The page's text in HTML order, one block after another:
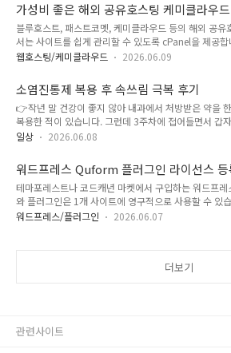
리디렉션 설정이 가능하므로 SEO 피해를 최소화할 수
다. 티스토리 이전 플러그인을 사용하여 티스토..
면 페이지에만 사이드바 레이아웃을 제거하고 싶은 경우
니다. GP Premium을 사용하면 레이아웃 엘리먼트로
특정 페이지에 대하여 헤더, 사이드바, 푸터 등을 제거
가능합니다. 무료 버전을 사용하는 경우에는 차일드 테
여 사이드바가 표시되지 않도록 할 수 있습니다.워드프레
GeneratePress 전면 페..
가성비 좋은 해외 공유호스팅 케미클라우드
cPanel 살펴보기
블루호스트, 패스트코멧, 케미클라우드 등의 해외 공유
서는 사이트를 쉽게 관리할 수 있도록 cPanel을 제공합
페24나 가비아와 같은 국내 호스팅만 이용했다면
활용하여 사이트 관리가 수월하게 느껴질 것입니다
서버를 관리하기 위해 사용되는 그래픽 인터페이스 기반
스팅 컨트롤 패널로, 초보자도 복잡한 명령어 입력 없
롬이나 MS 엣지 등 브라우저에서 쉽게 웹사이트 생성,
리, 데이터베이스(DB) 설정, 도메인 관리, 이메일 계정
이 글에서는 케미클라우드에서 제공하는 cPanel 환경을
겠습니다. 패스..
웹호스팅/케미클라우드 2026.06.09
소염진통제 복용 후 속쓰림 극복 후기
👉작년 말 건강이 좋지 않아 내과에서 처방받은 약을
복용한 적이 있습니다. 그런데 3주차에 접어들면서 갑
한 속쓰림이 나타났습니다. 약을 끊고 병원을 찾아 증상
여 소염진통제를 빼고 약을 먹으니 극심한 속쓰림 증상
었습니다.그래도 공복에는 여전히 속쓰림이 남아 있어,
지내는 의사 선생님에게 소염진통제로 인한 공복 속쓰림
설명하니 겔포스 같은 위장보호제를 약국에서 구입해
고 권해주셨습니다. 약국에서 약사에게 상황을 설명하고
일상 2026.06.08
워드프레스 Quform 플러그인 라이선스 등
취소 방법 (Themeforest 테마 &
플러그인)
테마포레스트나 코드캐년 마켓에서 구입하는 워드프레
와 플러그인은 1개 사이트에 영구적으로 사용할 수 있
부분 라이선스를 1개 사이트에 등록하도록 인터페이스
선스 등록을 요구하는 테마나 플러그인은 보통 라이선스
트에 라이선스를 입력하면 기존 사이트에서는 라이..
워드프레스/플러그인 2026.06.07
더보기
관련사이트